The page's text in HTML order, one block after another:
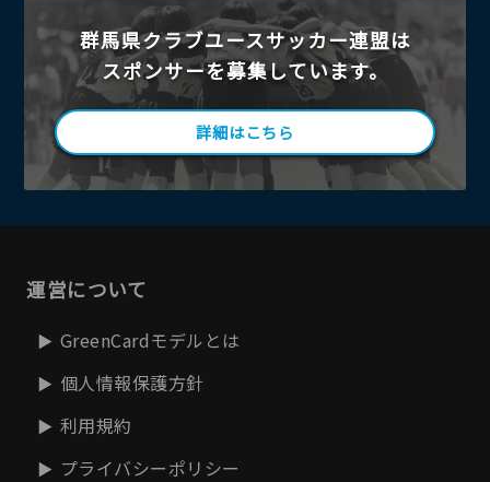
群馬県クラブユースサッカー連盟は
スポンサーを募集しています。
詳細はこちら
運営について
GreenCardモデルとは
個人情報保護方針
利用規約
プライバシーポリシー